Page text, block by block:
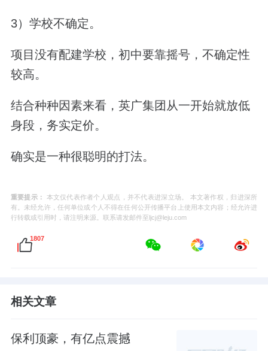
3）学校不确定。
项目没有配建学校，初中要靠摇号，不确定性
较高。
结合种种因素来看，英广集团从一开始就放低
身段，务实定价。
确实是一种很聪明的打法。
重要提示：
本文仅代表作者个人观点，并不代表进深立场。 本文著作权，归进深所
有。未经允许，任何单位或个人不得在任何公开传播平台上使用本文内容；经允许进
行转载或引用时，请注明来源。联系请发邮件至ljcj@leju.com
1807
相关文章
保利顶豪，有亿点震撼